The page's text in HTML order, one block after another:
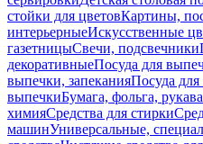
стойки для цветовКартины,
интерьерныеИскусственные
газетницыСвечи, подсвечники
декоративныеПосуда для
выпечки, запеканияПосуда для
выпечкиБумага, фольга,
химияСредства для стирки
машинУниверсальные,